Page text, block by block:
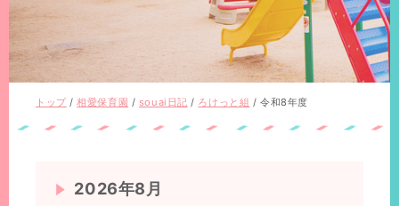
現トップ /相愛保育園 / souai日記 / ろけっと組 / 令和8年度
2026年8月